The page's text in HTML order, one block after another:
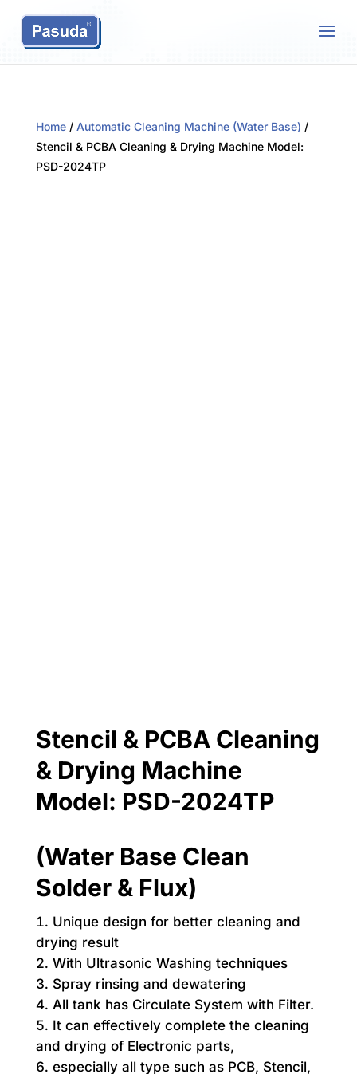
Home/ Automatic Cleaning Machine (Water Base) /
Stencil & PCBA Cleaning & Drying Machine Model:
PSD-2024TP
Stencil & PCBA Cleaning
& Drying Machine
Model: PSD-2024TP
(Water Base Clean
Solder & Flux)
Unique design for better cleaning and
drying result
With Ultrasonic Washing techniques
Spray rinsing and dewatering
All tank has Circulate System with Filter.
It can effectively complete the cleaning
and drying of Electronic parts,
especially all type such as PCB, Stencil,